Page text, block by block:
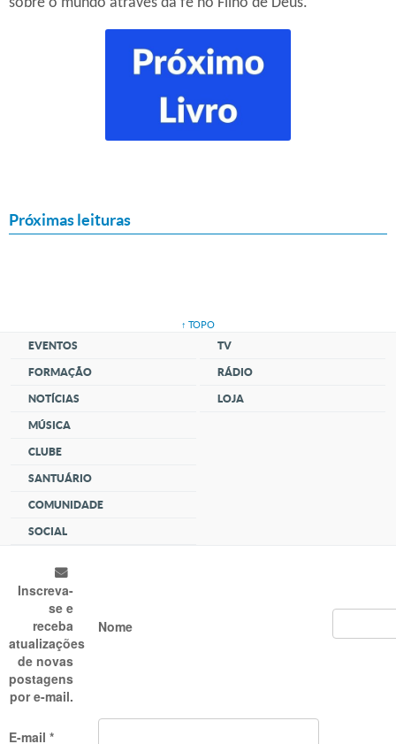
Próximas leituras
↑ TOPO
EVENTOS
FORMAÇÃO
NOTÍCIAS
MÚSICA
CLUBE
SANTUÁRIO
COMUNIDADE
SOCIAL
TV
RÁDIO
LOJA
Inscreva-
se e
receba
atualizações
de novas
postagens
por e-mail.
Nome
E-mail *